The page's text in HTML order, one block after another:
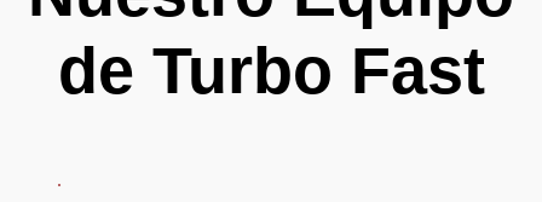
de Turbo Fast